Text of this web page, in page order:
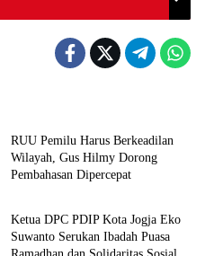
RUU Pemilu Harus Berkeadilan
Wilayah, Gus Hilmy Dorong
Pembahasan Dipercepat
Berita
Ketua DPC PDIP Kota Jogja Eko
Suwanto Serukan Ibadah Puasa